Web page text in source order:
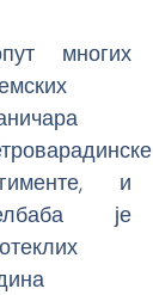
многих
и
је